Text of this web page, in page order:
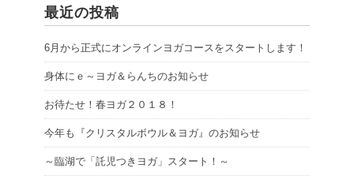
最近の投稿
6月から正式にオンラインヨガコースをスタートします！
身体にｅ～ヨガ＆らんちのお知らせ
お待たせ！春ヨガ２０１８！
今年も『クリスタルボウル＆ヨガ』のお知らせ
～臨湖で「託児つきヨガ」スタート！～